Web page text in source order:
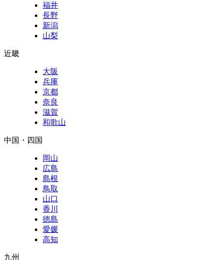
福井
長野
新潟
山梨
近畿
大阪
兵庫
京都
奈良
滋賀
和歌山
中国・四国
岡山
広島
島根
鳥取
山口
香川
徳島
愛媛
高知
九州